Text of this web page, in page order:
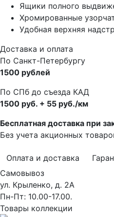
Ящики полного
Хромированные
Удобная верхняя
Доставка и оплата
По Санкт-Петербургу
1500 рублей
По СПб до съезда КАД
1500 руб. + 55 руб./км
Бесплатная доставка при
Без учета акционных
Оплата и доставка
Самовывоз
ул. Крыленко, д. 2А
Пн-Пт: 10.00-17.00.
Товары коллекции